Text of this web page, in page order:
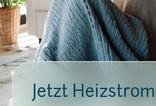
Jetzt Heizstrom